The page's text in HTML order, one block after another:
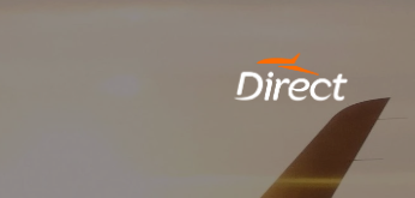
content